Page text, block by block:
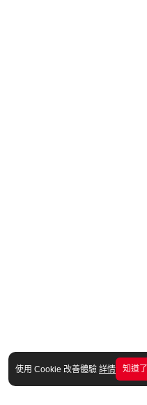
使用 Cookie 改善體驗 詳情 知道了